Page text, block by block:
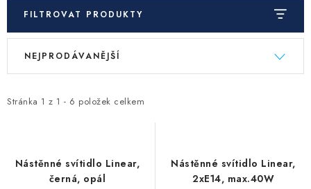
FILTROVAT PRODUKTY
V
i
Stránka 1 z 1 - 6 položek celkem
Ř
e
p
NEJPRODÁVANĚJŠÍ
Nástěnné svítidlo Linear,
černá, opál
Nástěnné svítidlo Linear,
2xE14, max.40W